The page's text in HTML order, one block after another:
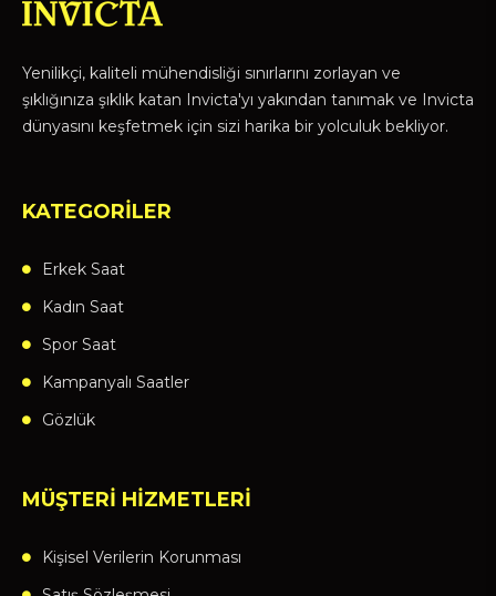
Yenilikçi, kaliteli mühendisliği sınırlarını zorlayan ve
şıklığınıza şıklık katan Invicta'yı yakından tanımak ve Invicta
dünyasını keşfetmek için sizi harika bir yolculuk bekliyor.
KATEGORİLER
Erkek Saat
Kadın Saat
Spor Saat
Kampanyalı Saatler
Gözlük
MÜŞTERİ HİZMETLERİ
Kişisel Verilerin Korunması